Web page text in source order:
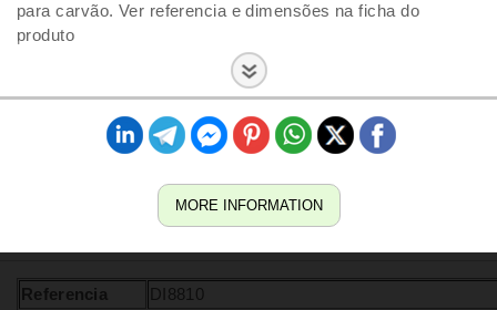
para carvão. Ver referencia e dimensões na ficha do
produto
MORE INFORMATION
Referencia
DI8810